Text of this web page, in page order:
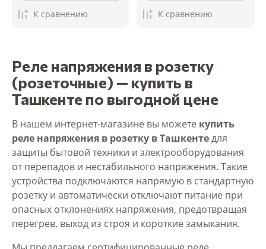
К сравнению К сравнению
Реле напряжения в розетку
(розеточные) — купить в
Ташкенте по выгодной цене
В нашем интернет-магазине вы можете купить
реле напряжения в розетку в Ташкентедля
защиты бытовой техники и электрооборудования
от перепадов и нестабильного напряжения. Такие
устройства подключаются напрямую в стандартную
розетку и автоматически отключают питание при
опасных отклонениях напряжения, предотвращая
перегрев, выход из строя и короткие замыкания.